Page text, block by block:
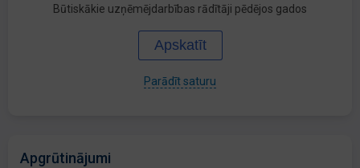
Būtiskākie uzņēmējdarbības rādītāji pēdējos gados
Apskatīt
Parādīt saturu
Apgrūtinājumi